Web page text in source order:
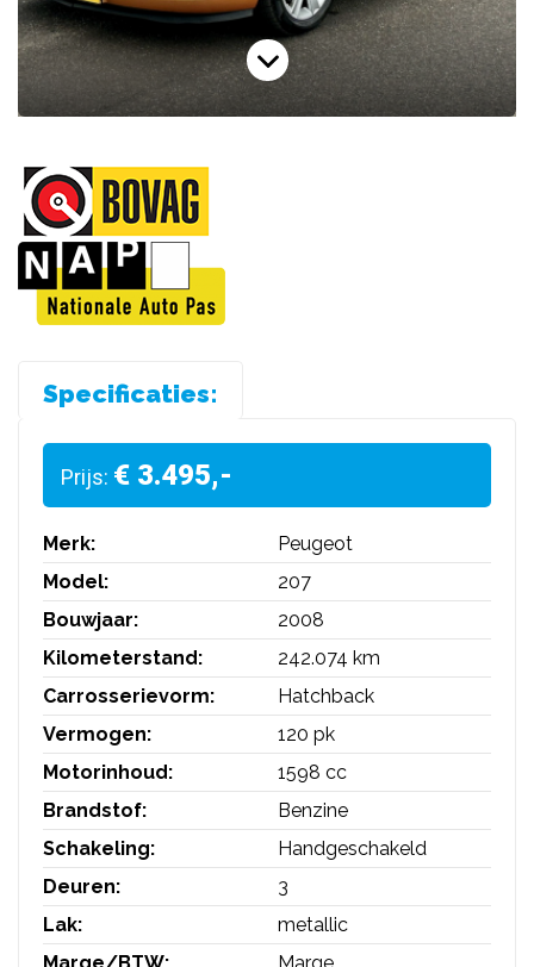
Specificaties:
Prijs: € 3.495,-
Merk:
Peugeot
Model:
207
Bouwjaar:
2008
Kilometerstand:
242.074 km
Carrosserievorm:
Hatchback
Vermogen:
120 pk
Motorinhoud:
1598 cc
Brandstof:
Benzine
Schakeling:
Handgeschakeld
Deuren:
3
Lak:
metallic
Marge/BTW:
Marge